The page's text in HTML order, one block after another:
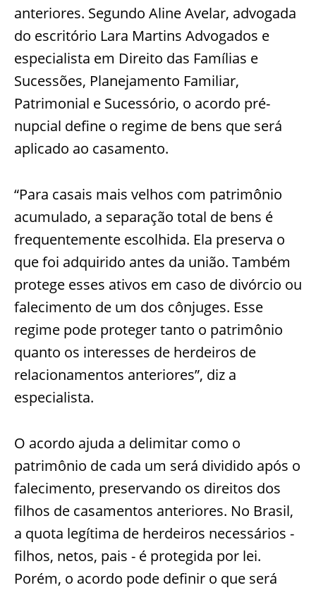
anteriores. Segundo Aline Avelar, advogada
do escritório Lara Martins Advogados e
especialista em Direito das Famílias e
Sucessões, Planejamento Familiar,
Patrimonial e Sucessório, o acordo pré-
nupcial define o regime de bens que será
aplicado ao casamento.
“Para casais mais velhos com patrimônio
acumulado, a separação total de bens é
frequentemente escolhida. Ela preserva o
que foi adquirido antes da união. Também
protege esses ativos em caso de divórcio ou
falecimento de um dos cônjuges. Esse
regime pode proteger tanto o patrimônio
quanto os interesses de herdeiros de
relacionamentos anteriores”, diz a
especialista.
O acordo ajuda a delimitar como o
patrimônio de cada um será dividido após o
falecimento, preservando os direitos dos
filhos de casamentos anteriores. No Brasil,
a quota legítima de herdeiros necessários -
filhos, netos, pais - é protegida por lei.
Porém, o acordo pode definir o que será